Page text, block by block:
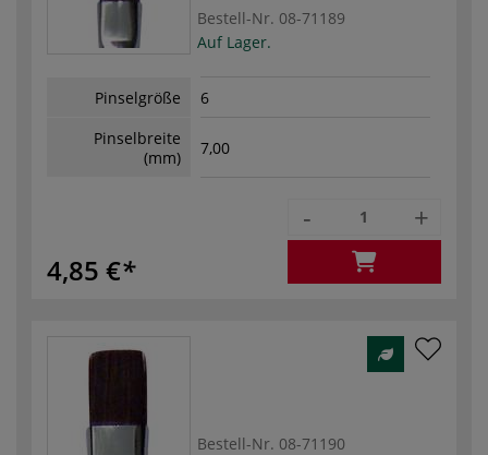
Bestell-Nr. 08-71189
Auf Lager.
Pinselgröße
6
Pinselbreite
(mm)
7,00
4,85 €
- +
Bestell-Nr. 08-71190